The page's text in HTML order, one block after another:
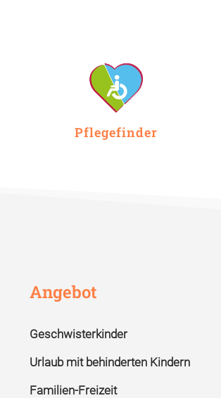
Pflegefinder
Angebot
Geschwisterkinder
Urlaub mit behinderten Kindern
Familien-Freizeit